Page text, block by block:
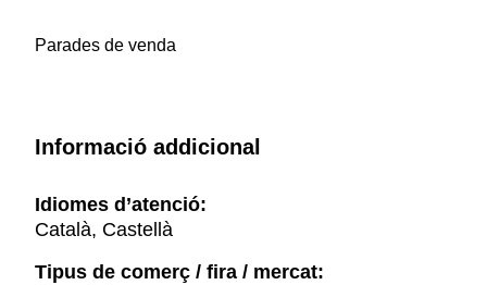
Parades de venda
Informació addicional
Idiomes d’atenció:
Català, Castellà
Tipus de comerç / fira / mercat: